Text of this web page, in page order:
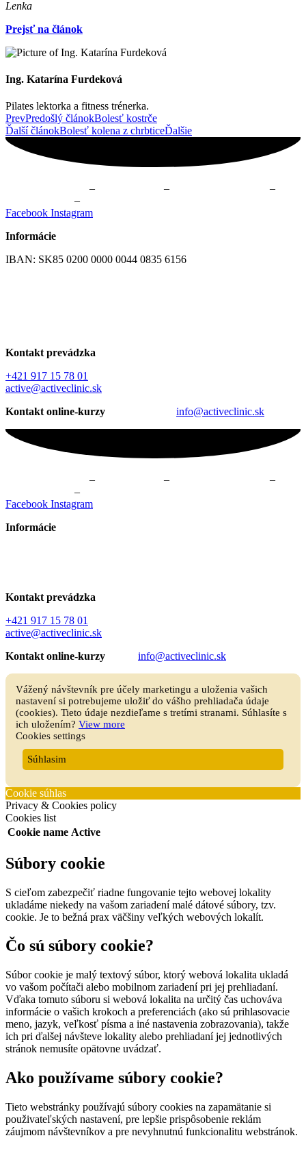
Lenka
Prejsť na článok
Ing. Katarína Furdeková
Pilates lektorka a fitness trénerka.
PrevPredošlý článokBolesť kostrče
Ďalší článokBolesť kolena z chrbticeĎalšie
– –
–
–
Facebook Instagram
Informácie
IBAN: SK85 0200 0000 0044 0835 6156
Kontakt prevádzka
+421 917 15 78 01
active@activeclinic.sk
Kontakt online-kurzy info@activeclinic.sk
– –
–
–
Facebook Instagram
Informácie
Kontakt prevádzka
+421 917 15 78 01
active@activeclinic.sk
Kontakt online-kurzy info@activeclinic.sk
Vážený návštevník pre účely marketingu a uloženia vašich
nastavení si potrebujeme uložiť do vášho prehliadača údaje
(cookies). Tieto údaje nezdieľame s tretími stranami. Súhlasíte s
ich uložením? View more
Cookies settings
Súhlasim
Cookie súhlas
Privacy & Cookies policy
Cookies list
Cookie name Active
Súbory cookie
S cieľom zabezpečiť riadne fungovanie tejto webovej lokality
ukladáme niekedy na vašom zariadení malé dátové súbory, tzv.
cookie. Je to bežná prax väčšiny veľkých webových lokalít.
Čo sú súbory cookie?
Súbor cookie je malý textový súbor, ktorý webová lokalita ukladá
vo vašom počítači alebo mobilnom zariadení pri jej prehliadaní.
Vďaka tomuto súboru si webová lokalita na určitý čas uchováva
informácie o vašich krokoch a preferenciách (ako sú prihlasovacie
meno, jazyk, veľkosť písma a iné nastavenia zobrazovania), takže
ich pri ďalšej návšteve lokality alebo prehliadaní jej jednotlivých
stránok nemusíte opätovne uvádzať.
Ako používame súbory cookie?
Tieto webstránky používajú súbory cookies na zapamätanie si
použivateľských nastavení, pre lepšie prispôsobenie reklám
záujmom návštevníkov a pre nevyhnutnú funkcionalitu webstránok.